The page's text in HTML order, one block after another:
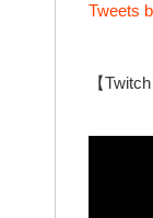
Tweets
【Twitch